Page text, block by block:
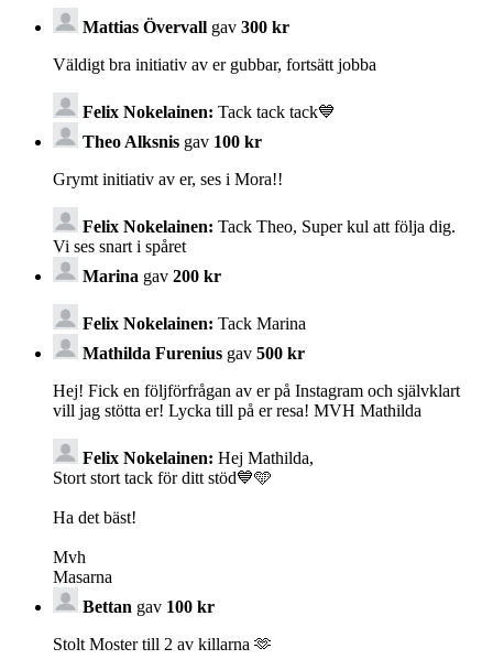
Mattias Övervall gav 300 kr
Väldigt bra initiativ av er gubbar, fortsätt jobba
Felix Nokelainen: Tack tack tack💙
Theo Alksnis gav 100 kr
Grymt initiativ av er, ses i Mora!!
Felix Nokelainen: Tack Theo, Super kul att följa dig.
Vi ses snart i spåret
Marina gav 200 kr
Felix Nokelainen: Tack Marina
Mathilda Furenius gav 500 kr
Hej! Fick en följförfrågan av er på Instagram och självklart
vill jag stötta er! Lycka till på er resa! MVH Mathilda
Felix Nokelainen: Hej Mathilda,
Stort stort tack för ditt stöd💙🩵
Ha det bäst!
Mvh
Masarna
Bettan gav 100 kr
Stolt Moster till 2 av killarna 🫶